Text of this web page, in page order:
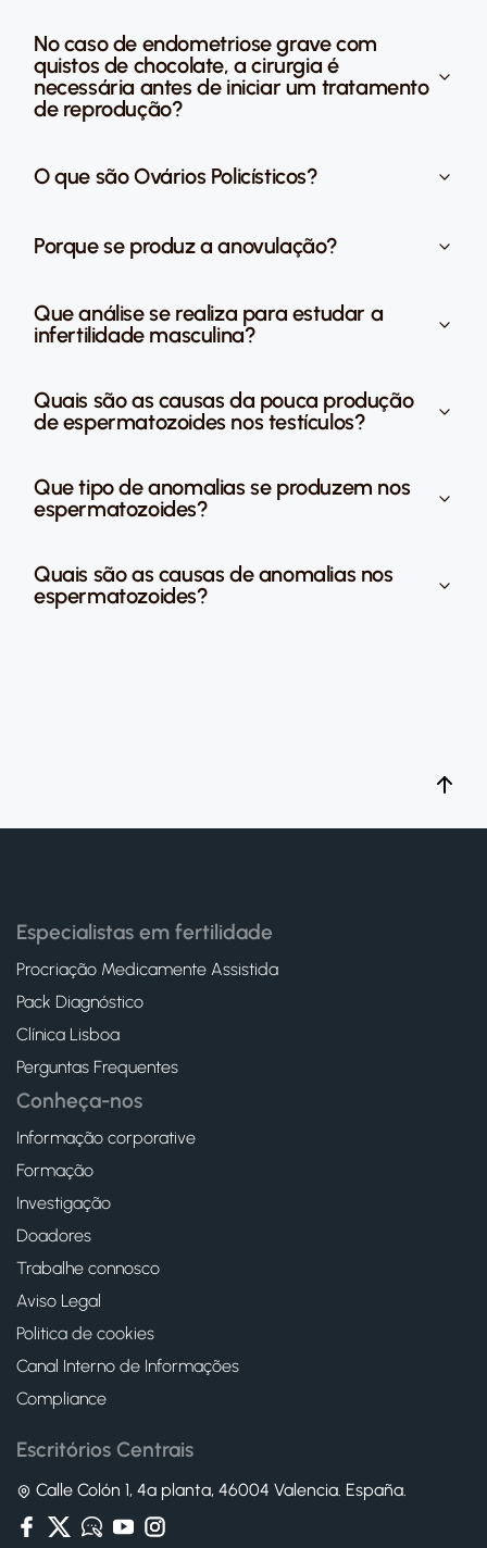
No caso de endometriose grave com
quistos de chocolate, a cirurgia é
necessária antes de iniciar um tratamento
de reprodução?
O que são Ovários Policísticos?
Porque se produz a anovulação?
Que análise se realiza para estudar a
infertilidade masculina?
Quais são as causas da pouca produção
de espermatozoides nos testículos?
Que tipo de anomalias se produzem nos
espermatozoides?
Quais são as causas de anomalias nos
espermatozoides?
Especialistas em fertilidade
Procriação Medicamente Assistida
Pack Diagnóstico
Clínica Lisboa
Perguntas Frequentes
Conheça-nos
Informação corporative
Formação
Investigação
Doadores
Trabalhe connosco
Aviso Legal
Politica de cookies
Canal Interno de Informações
Compliance
Escritórios Centrais
Calle Colón 1, 4ª planta, 46004 Valencia. España.